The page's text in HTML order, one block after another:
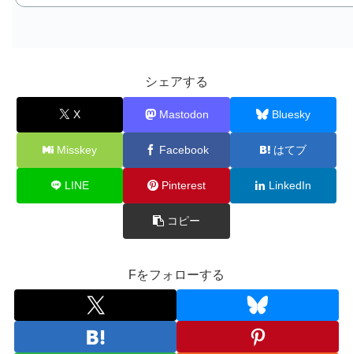
シェアする
X Mastodon Bluesky
Misskey Facebook はてブ
LINE Pinterest LinkedIn
コピー
Fをフォローする